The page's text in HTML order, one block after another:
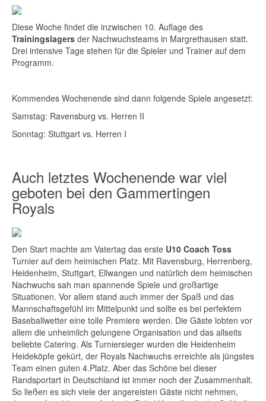
Diese Woche findet die inzwischen 10. Auflage des
Trainingslagers der Nachwuchsteams in Margrethausen statt.
Drei intensive Tage stehen für die Spieler und Trainer auf dem
Programm.
Kommendes Wochenende sind dann folgende Spiele angesetzt:
Samstag: Ravensburg vs. Herren II
Sonntag: Stuttgart vs. Herren I
Auch letztes Wochenende war viel
geboten bei den Gammertingen
Royals
Den Start machte am Vatertag das erste U10 Coach Toss
Turnier auf dem heimischen Platz. Mit Ravensburg, Herrenberg,
Heidenheim, Stuttgart, Ellwangen und natürlich dem heimischen
Nachwuchs sah man spannende Spiele und großartige
Situationen. Vor allem stand auch immer der Spaß und das
Mannschaftsgefühl im Mittelpunkt und sollte es bei perfektem
Baseballwetter eine tolle Premiere werden. Die Gäste lobten vor
allem die unheimlich gelungene Organisation und das allseits
beliebte Catering. Als Turniersieger wurden die Heidenheim
Heideköpfe gekürt, der Royals Nachwuchs erreichte als jüngstes
Team einen guten 4.Platz. Aber das Schöne bei dieser
Randsportart in Deutschland ist immer noch der Zusammenhalt.
So ließen es sich viele der angereisten Gäste nicht nehmen,